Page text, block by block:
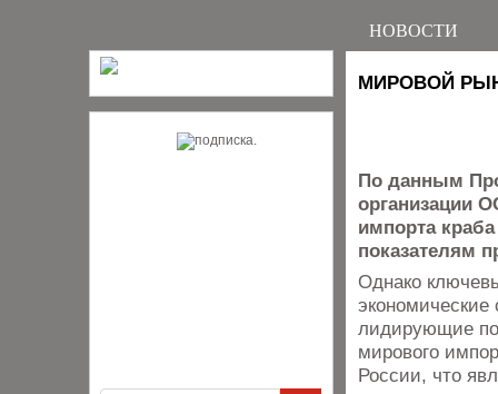
НОВОСТИ
МИРОВОЙ
По данным
организации
импорта
показателям
Однако
экономические
лидирующие
мирового
России, что